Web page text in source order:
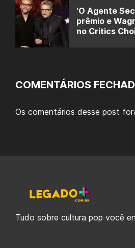
‘O Agente
prêmio e
no Critics
COMENTÁRIOS
Os comentários desse post
Tudo sobre cultura pop você